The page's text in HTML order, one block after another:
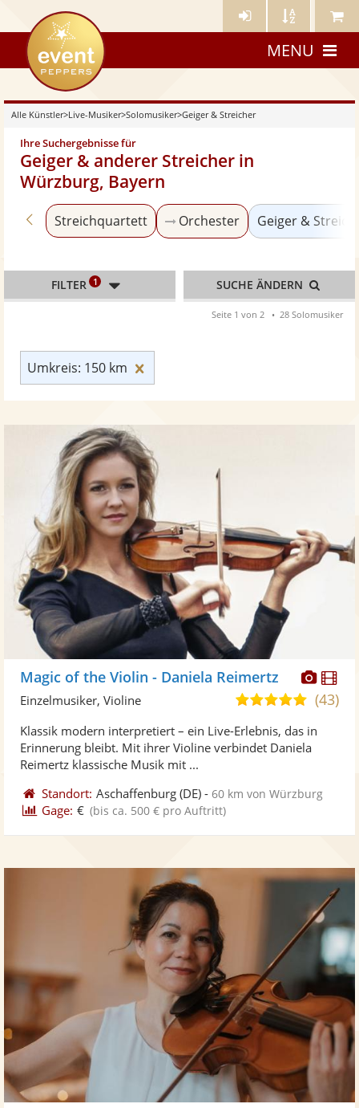
Künstler- Künstler Meine
eventpeppers
MENU
Alle Künstler>Live-Musiker>Solomusiker>Geiger & Streicher
Ihre Suchergebnisse für
Geiger & anderer Streicher in
Würzburg, Bayern
Zurück zu «Solomusiker»
Streichquartett Orchester Geiger &
Umkreis: 150 km
FILTER 1 SUCHE ÄNDERN
Seite 1 von 2 28 Solomusiker
Magic of the Violin - Daniela Reimertz
5,0
5
(43)
Einzelmusiker, Violine
Klassik modern interpretiert – ein Live-Erlebnis, das in
Erinnerung bleibt. Mit ihrer Violine verbindet Daniela
Reimertz klassische Musik mit ...
Standort: Aschaffenburg (DE) -60 km von Würzburg
Gage: € (bis ca. 500 € pro Auftritt)